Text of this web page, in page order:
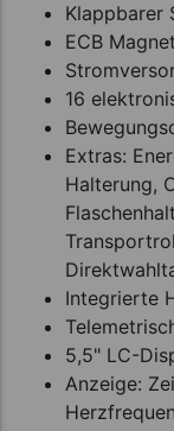
Klappbarer
ECB
16
Extras:
Halterung,
Integrierte
5,5" LC-
Anzeige: